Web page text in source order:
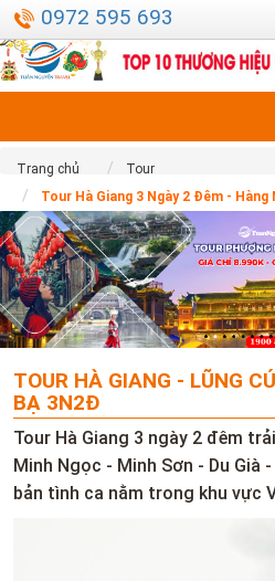
0972 595 693
Trang chủ
Tour
Tour Hà Giang 3 Ngày 2 Đêm - Hàng
TOUR HÀ GIANG - LŨNG
BẠ 3N2Đ
Tour Hà Giang 3 ngày 2 đêm
Minh Ngọc - Minh Sơn - Du Già
bản tình ca nằm trong khu vực